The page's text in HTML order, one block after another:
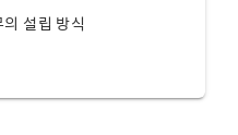
설립 방식